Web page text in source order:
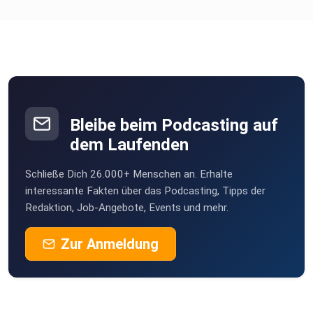
Bleibe beim Podcasting auf
dem Laufenden
Schließe Dich 26.000+ Menschen an. Erhalte
interessante Fakten über das Podcasting, Tipps der
Redaktion, Job-Angebote, Events und mehr.
Zur Anmeldung